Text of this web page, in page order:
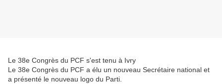
Le 38e Congrès du PCF s'est tenu à Ivry
Le 38e Congrès du PCF a élu un nouveau Secrétaire national et
a présenté le nouveau logo du Parti.